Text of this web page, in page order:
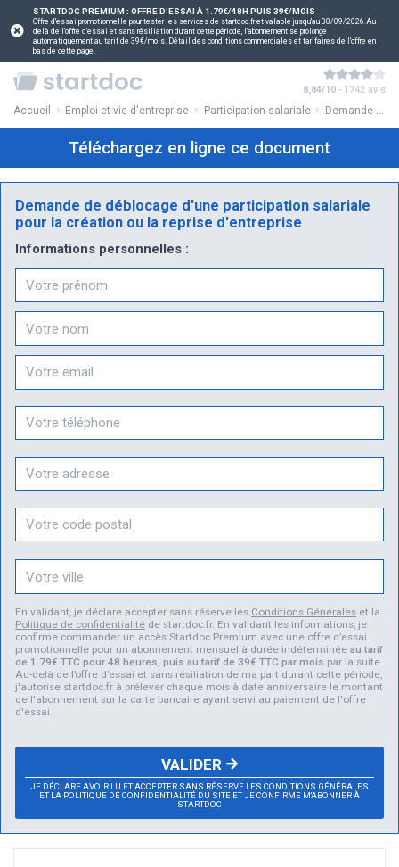
STARTDOC PREMIUM : OFFRE D'ESSAI À 1.79€/48H PUIS 39€/MOIS
Offre d'essai promotionnelle pour tester les services de startdoc.fr et valable jusqu'au 30/09/2026.Au
delà de l'offre d'essai et sans résiliation durant cette période, l'abonnement se prolonge
automatiquement au tarif de 39€/mois. Détail des conditions commerciales et tarifaires de l'offre en
bas de cette page.
8,84/10 - 1742 avis
Accueil Emploi et vie d'entreprise Participation salariale Demande de déblocage d'une participation salariale pour la création ou la reprise d'entreprise
Téléchargez en ligne ce document
Demande de déblocage d'une participation salariale
pour la création ou la reprise d'entreprise
Informations personnelles :
En validant, je déclare accepter sans réserve les Conditions Générales et la
Politique de confidentialité de startdoc.fr. En validant les informations, je
confirme commander un accès Startdoc Premium avec une offre d’essai
promotionnelle pour un abonnement mensuel à durée indéterminéeau tarif
de 1.79€ TTC pour 48 heures, puis au tarif de 39€ TTC par mois par la suite.
Au-delà de l’offre d’essai et sans résiliation de ma part durant cette période,
j'autorise startdoc.fr à prélever chaque mois à date anniversaire le montant
de l'abonnement sur la carte bancaire ayant servi au paiement de l'offre
d'essai.
JE DÉCLARE AVOIR LU ET ACCEPTER SANS RÉSERVE LES CONDITIONS GÉNÉRALES
ET LA POLITIQUE DE CONFIDENTIALITÉ DU SITE ET JE CONFIRME M'ABONNER À
STARTDOC
VALIDER